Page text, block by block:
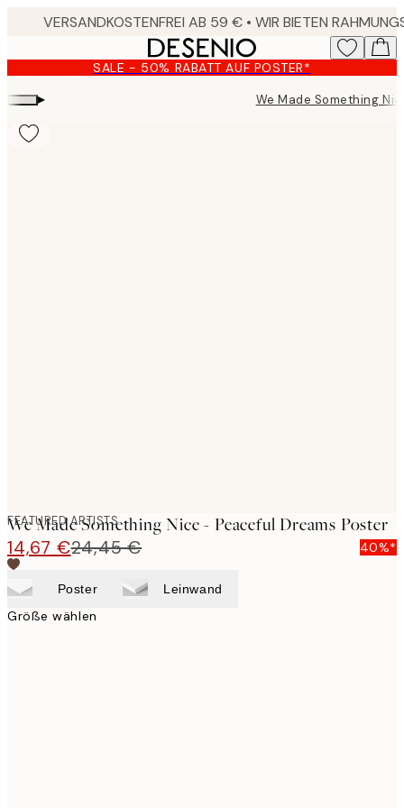
content.
SALE - 50% RABATT AUF POSTER*
▸ We Made Something
FEATURED ARTISTS
We Made Something Nice - Peaceful Dreams Poster
14,67 €24,45 € 40%*
Poster Leinwand
Größe wählen